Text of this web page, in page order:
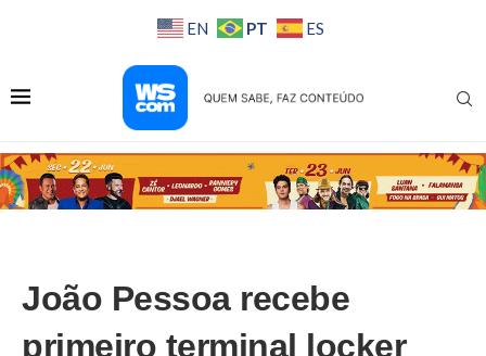
EN PT ES
João Pessoa recebe
primeiro terminal locker